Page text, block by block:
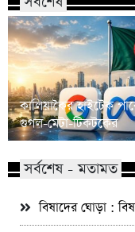
কালিয়াকৈর হাইটেক
গুগল-মেটা-টিকটকের
সর্বশেষ - মতামত
বিষাদের ঘোড়া :